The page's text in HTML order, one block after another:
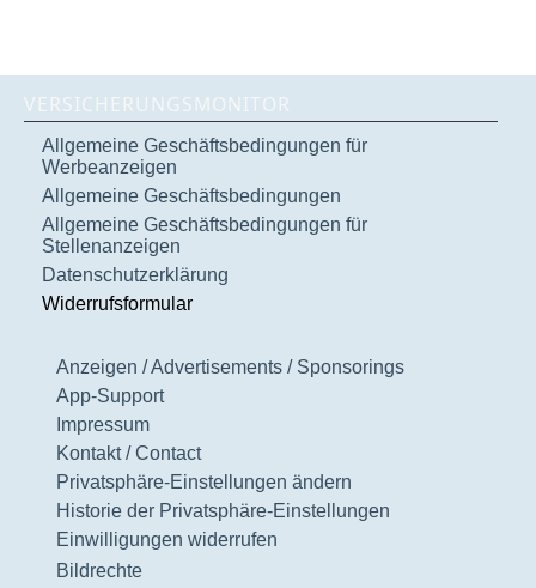
VERSICHERUNGSMONITOR
Allgemeine Geschäftsbedingungen für
Werbeanzeigen
Allgemeine Geschäftsbedingungen
Allgemeine Geschäftsbedingungen für
Stellenanzeigen
Datenschutzerklärung
Widerrufsformular
Anzeigen / Advertisements / Sponsorings
App-Support
Impressum
Kontakt / Contact
Privatsphäre-Einstellungen ändern
Historie der Privatsphäre-Einstellungen
Einwilligungen widerrufen
Bildrechte